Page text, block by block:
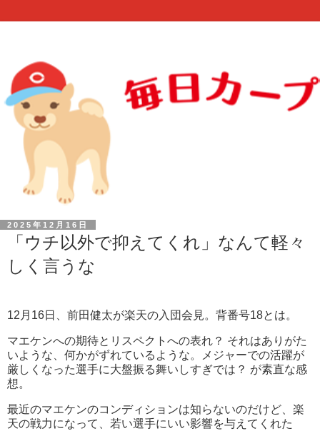
2025年12月16日
「ウチ以外で抑えてくれ」なんて軽々
しく言うな
12月16日、前田健太が楽天の入団会見。背番号18とは。
マエケンへの期待とリスペクトへの表れ？ それはありがた
いような、何かがずれているような。メジャーでの活躍が
厳しくなった選手に大盤振る舞いしすぎでは？ が素直な感
想。
最近のマエケンのコンディションは知らないのだけど、楽
天の戦力になって、若い選手にいい影響を与えてくれた